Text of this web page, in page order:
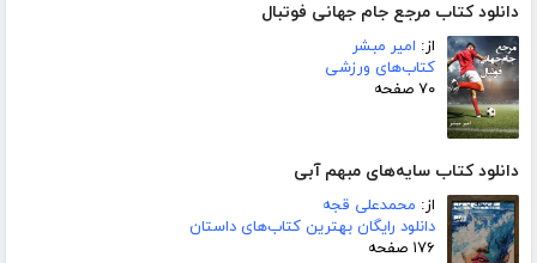
دانلود کتاب مرجع جام جهانی فوتبال
از: امیر مبشر
کتاب‌های ورزشی
۷۰ صفحه
دانلود کتاب سایه‌های مبهم آبی
از: محمدعلی قجه
دانلود رایگان بهترین کتاب‌های داستان
۱۷۶ صفحه